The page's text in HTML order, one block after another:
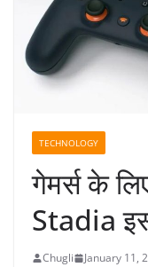
TECHNOLOGY
गेमर्स के
Stadia इस
Chugli
January 11,